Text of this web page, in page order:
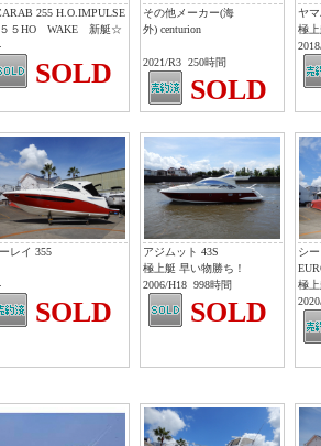
255 H.O.IMPULSE
５５HO WAKE 新艇☆
SOLD
その他メーカー(海
外) centurion
2021/R3 250時間
SOLD
ヤマ
極
レイ 355
SOLD
アジムット 43S
極上艇 早い物勝ち！
2006/H18 998時間
SOLD
シ
極